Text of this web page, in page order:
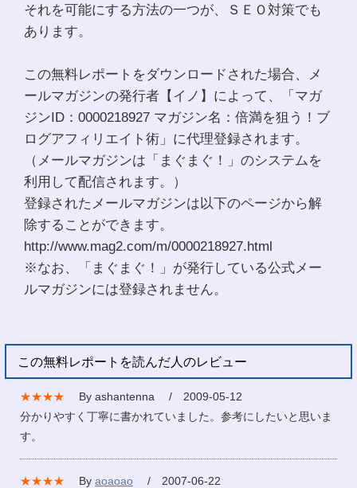
それを可能にする方法の一つが、ＳＥＯ対策でも
あります。
この無料レポートをダウンロードされた場合、メ
ールマガジンの発行者【イノ】によって、「マガ
ジンID：0000218927 マガジン名：倍満を狙う！ブ
ログアフィリエイト術」に代理登録されます。
（メールマガジンは「まぐまぐ！」のシステムを
利用して配信されます。）
登録されたメールマガジンは以下のページから解
除することができます。
http://www.mag2.com/m/0000218927.html
※なお、「まぐまぐ！」が発行している公式メー
ルマガジンには登録されません。
この無料レポートを読んだ人のレビュー
★★★★
By ashantenna / 2009-05-12
分かりやすく丁寧に書かれていました。参考にしたいと思いま
す。
★★★★ By aoaoao
/ 2007-06-22